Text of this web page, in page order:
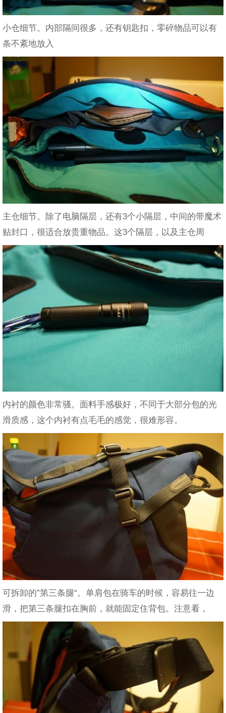
小仓细节。内部隔间很多，还有钥匙扣，零碎物品可以有
条不紊地放入
主仓细节。除了电脑隔层，还有3个小隔层，中间的带魔术
贴封口，很适合放贵重物品。这3个隔层，以及主仓周
内衬的颜色非常骚。面料手感极好，不同于大部分包的光
滑质感，这个内衬有点毛毛的感觉，很难形容。
可拆卸的”第三条腿“。单肩包在骑车的时候，容易往一边
滑，把第三条腿扣在胸前，就能固定住背包。注意看，